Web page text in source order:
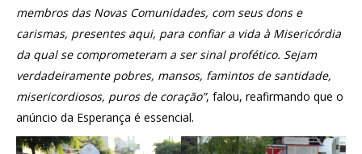
membros das Novas Comunidades, com seus dons e
carismas, presentes aqui, para confiar a vida à Misericórdia
da qual se comprometeram a ser sinal profético. Sejam
verdadeiramente pobres, mansos, famintos de santidade,
misericordiosos, puros de coração”, falou, reafirmando que o
anúncio da Esperança é essencial.